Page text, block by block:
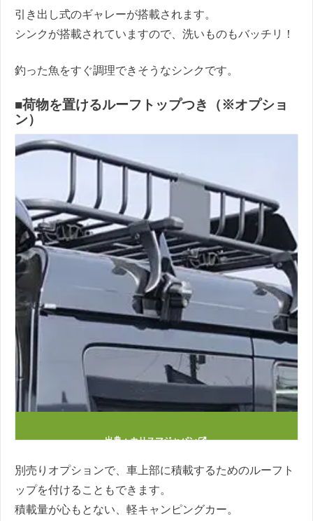
引き出し式のギャレーが搭載されます。
シンクが搭載されていますので、洗いものもバッチリ！
釣った魚をすぐ調理できそうなシンクです。
■荷物を置けるルーフトップつき（※オプショ
ン）
出典：カリスマジャパン
別売りオプションで、車上部に積載するためのルーフト
ップを付けることもできます。
積載量が心もとない、軽キャンピングカー。